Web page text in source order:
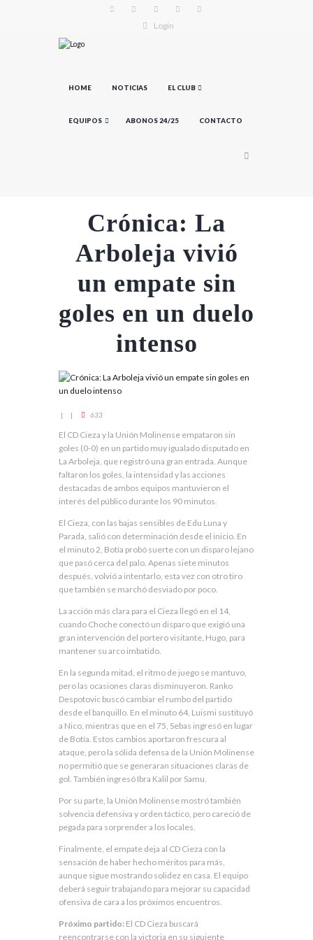
Login
HOME NOTICIAS EL CLUB
EQUIPOS ABONOS 24/25 CONTACTO
Crónica: La
Arboleja vivió
un empate sin
goles en un duelo
intenso
633
El CD Cieza y la Unión Molinense empataron sin
goles (0-0) en un partido muy igualado disputado en
La Arboleja, que registró una gran entrada. Aunque
faltaron los goles, la intensidad y las acciones
destacadas de ambos equipos mantuvieron el
interés del público durante los 90 minutos.
El Cieza, con las bajas sensibles de Edu Luna y
Parada, salió con determinación desde el inicio. En
el minuto 2, Botía probó suerte con un disparo lejano
que pasó cerca del palo. Apenas siete minutos
después, volvió a intentarlo, esta vez con otro tiro
que también se marchó desviado por poco.
La acción más clara para el Cieza llegó en el 14,
cuando Choche conectó un disparo que exigió una
gran intervención del portero visitante, Hugo, para
mantener su arco imbatido.
En la segunda mitad, el ritmo de juego se mantuvo,
pero las ocasiones claras disminuyeron. Ranko
Despotovic buscó cambiar el rumbo del partido
desde el banquillo. En el minuto 64, Luismi sustituyó
a Nico, mientras que en el 75, Sebas ingresó en lugar
de Botía. Estos cambios aportaron frescura al
ataque, pero la sólida defensa de la Unión Molinense
no permitió que se generaran situaciones claras de
gol. También ingresó Ibra Kalil por Samu.
Por su parte, la Unión Molinense mostró también
solvencia defensiva y orden táctico, pero careció de
pegada para sorprender a los locales.
Finalmente, el empate deja al CD Cieza con la
sensación de haber hecho méritos para más,
aunque sigue mostrando solidez en casa. El equipo
deberá seguir trabajando para mejorar su capacidad
ofensiva de cara a los próximos encuentros.
Próximo partido: El CD Cieza buscará
reencontrarse con la victoria en su siguiente